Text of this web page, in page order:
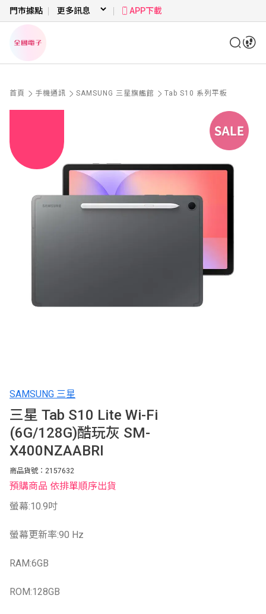
門市據點 APP下載
首頁 手機通訊 SAMSUNG 三星旗艦館 Tab S10 系列平板
SAMSUNG 三星
三星 Tab S10 Lite Wi-Fi
(6G/128G)酷玩灰 SM-
X400NZAABRI
商品貨號：2157632
預購商品 依排單順序出貨
螢幕:10.9吋
螢幕更新率:90 Hz
RAM:6GB
ROM:128GB